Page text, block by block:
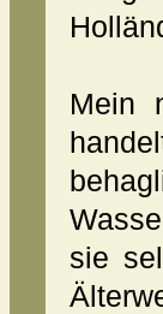
Mein
sie